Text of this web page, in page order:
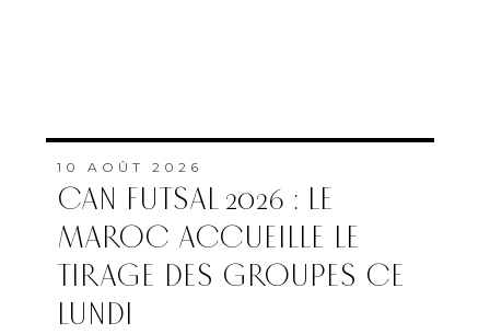
10 AOÛT 2026
CAN FUTSAL 2026 : LE
MAROC ACCUEILLE LE
TIRAGE DES GROUPES CE
LUNDI